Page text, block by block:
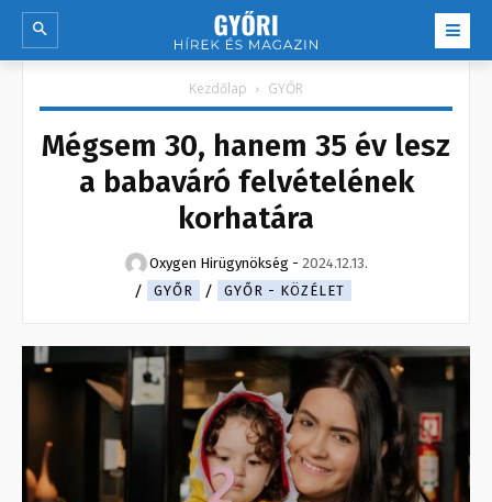
Kezdőlap GYŐR
Mégsem 30, hanem 35 év lesz
a babaváró felvételének
korhatára
Oxygen Hirügynökség - 2024.12.13.
GYŐR
GYŐR - KÖZÉLET